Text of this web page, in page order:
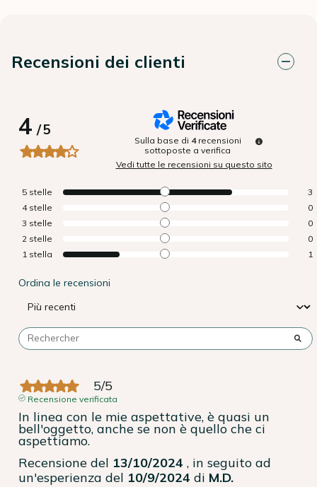
Recensioni dei clienti
4/5
Sulla base di 4 recensioni
sottoposte a verifica
Vedi tutte le recensioni su questo sito
5 stelle
3
4 stelle
0
3 stelle
0
2 stelle
0
1 stella 1
Ordina le recensioni
5/5
Recensione verificata
In linea con le mie aspettative, è quasi un
bell'oggetto, anche se non è quello che ci
aspettiamo.
Recensione del 13/10/2024 , in seguito ad
un'esperienza del 10/9/2024 di M.D.